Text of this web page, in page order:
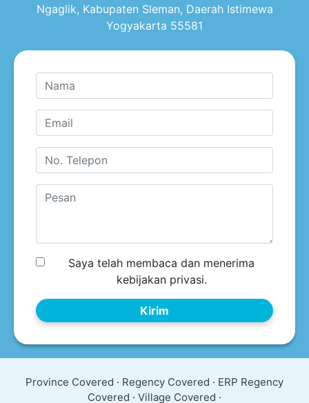
Ngaglik, Kabupaten Sleman, Daerah Istimewa
Yogyakarta 55581
Saya telah membaca dan menerima
kebijakan privasi.
Kirim
Province Covered · Regency Covered · ERP Regency
Covered · Village Covered ·